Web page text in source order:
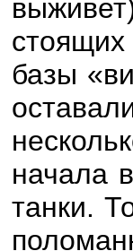
базы
начала
танки.